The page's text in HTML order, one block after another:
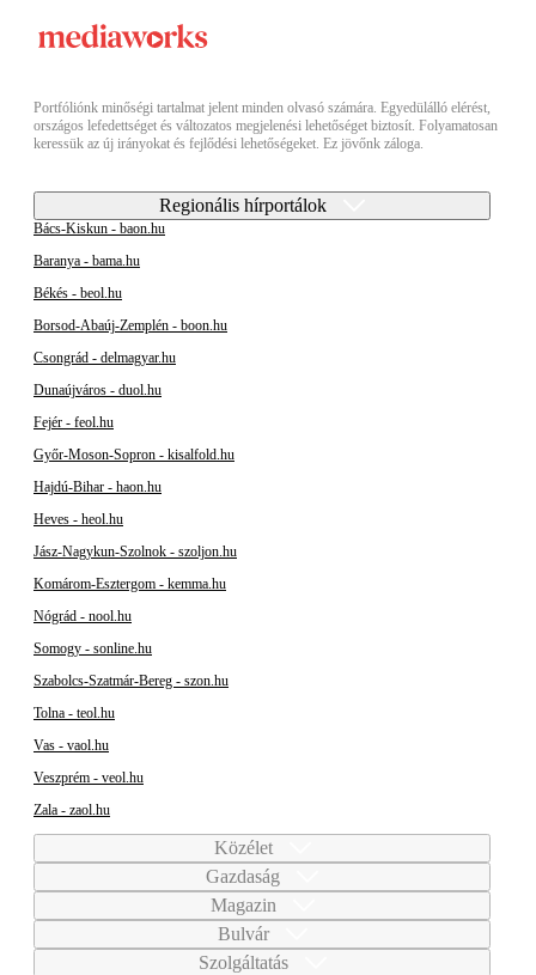
Portfóliónk minőségi tartalmat jelent minden olvasó számára. Egyedülálló elérést,
országos lefedettséget és változatos megjelenési lehetőséget biztosít. Folyamatosan
keressük az új irányokat és fejlődési lehetőségeket. Ez jövőnk záloga.
Regionális hírportálok
Bács-Kiskun - baon.hu
Baranya - bama.hu
Békés - beol.hu
Borsod-Abaúj-Zemplén - boon.hu
Csongrád - delmagyar.hu
Dunaújváros - duol.hu
Fejér - feol.hu
Győr-Moson-Sopron - kisalfold.hu
Hajdú-Bihar - haon.hu
Heves - heol.hu
Jász-Nagykun-Szolnok - szoljon.hu
Komárom-Esztergom - kemma.hu
Nógrád - nool.hu
Somogy - sonline.hu
Szabolcs-Szatmár-Bereg - szon.hu
Tolna - teol.hu
Vas - vaol.hu
Veszprém - veol.hu
Zala - zaol.hu
Közélet
Gazdaság
Magazin
Bulvár
Szolgáltatás